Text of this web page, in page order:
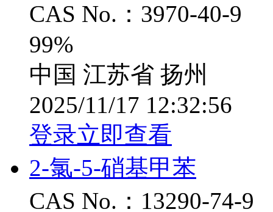
CAS No.：3970-40-9
99%
中国 江苏省 扬州
2025/11/17 12:32:56
登录立即查看
2-氯-5-硝基甲苯
CAS No.：13290-74-9